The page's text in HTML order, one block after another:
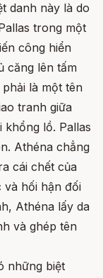
danh này là do
trong một
công hiển
căng lên tấm
là một tên
tranh giữa
khổng lồ. Pallas
Athéna chẳng
cái chết của
và hối hận đối
Athéna lấy da
và ghép tên
những biệt